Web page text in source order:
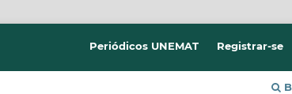
Periódicos UNEMAT Registrar-se